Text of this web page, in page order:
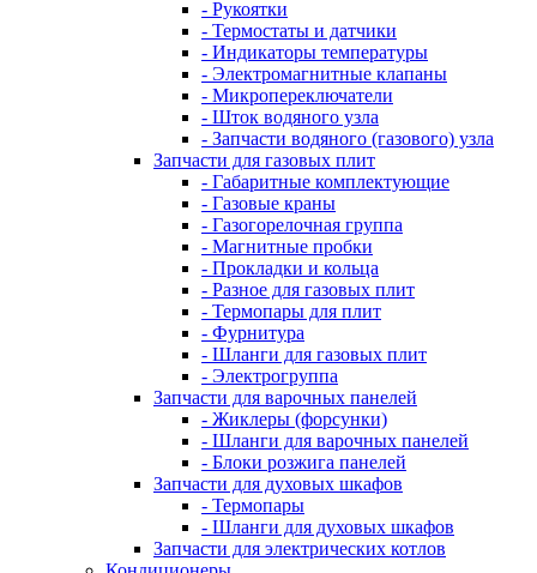
- Рукоятки
- Термостаты и датчики
- Индикаторы температуры
- Электромагнитные клапаны
- Микропереключатели
- Шток водяного узла
- Запчасти водяного (газового) узла
Запчасти для газовых плит
- Габаритные комплектующие
- Газовые краны
- Газогорелочная группа
- Магнитные пробки
- Прокладки и кольца
- Разное для газовых плит
- Термопары для плит
- Фурнитура
- Шланги для газовых плит
- Электрогруппа
Запчасти для варочных панелей
- Жиклеры (форсунки)
- Шланги для варочных панелей
- Блоки розжига панелей
Запчасти для духовых шкафов
- Термопары
- Шланги для духовых шкафов
Запчасти для электрических котлов